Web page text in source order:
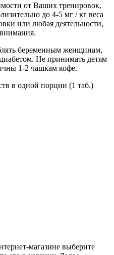
от Ваших тренировок,
до 4-5 мг / кг веса
или любая деятельности,
беременным женщинам,
Не принимать детям
1-2 чашкам кофе.
в одной порции (1 таб.)
магазине выберите